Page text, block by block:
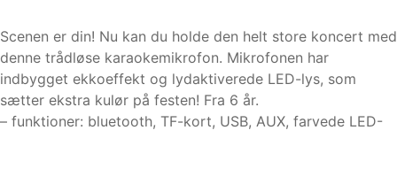
Scenen er din! Nu kan du holde den helt store koncert med
denne trådløse karaokemikrofon. Mikrofonen har
indbygget ekkoeffekt og lydaktiverede LED-lys, som
sætter ekstra kulør på festen! Fra 6 år.
– funktioner: bluetooth, TF-kort, USB, AUX, farvede LED-